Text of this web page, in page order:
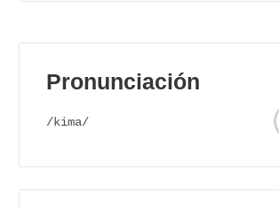
Pronunciación
/kima/